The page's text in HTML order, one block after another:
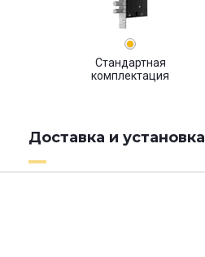
Стандартная
комплектация
Доставка и установка